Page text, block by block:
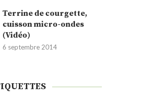
Terrine de courgette,
cuisson micro-ondes
(Vidéo)
6 septembre 2014